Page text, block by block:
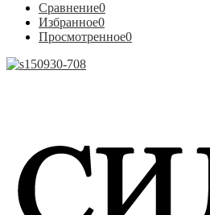
Сравнение0
Избранное0
Просмотренное0